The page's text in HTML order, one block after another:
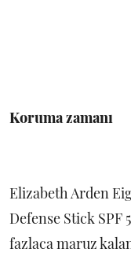
Koruma zamanı
Elizabeth Arden
Defense Stick
fazlaca maruz